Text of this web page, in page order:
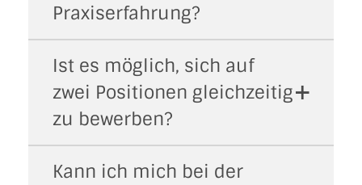
Praxiserfahrung?
Ist es möglich, sich auf
zwei Positionen gleichzeitig
zu bewerben?
Kann ich mich bei der